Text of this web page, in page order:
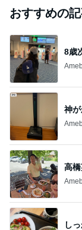
おすすめの
8歳
神
高
し